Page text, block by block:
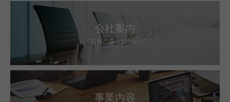
会社案内
「吉和の森」について
事業内容